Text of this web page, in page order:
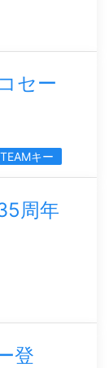
セー
キー
周年
登